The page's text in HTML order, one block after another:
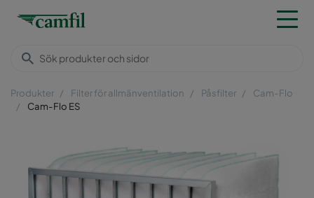
Produkter Filter för allmänventilation Påsfilter
Cam-Flo
Cam-Flo ES